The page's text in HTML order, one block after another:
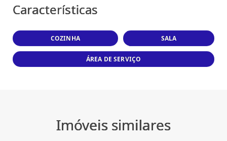
Características
COZINHA SALA
ÁREA DE SERVIÇO
Imóveis similares